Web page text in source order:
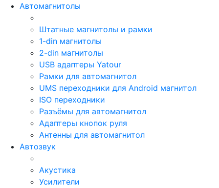
Автомагнитолы
Штатные магнитолы и рамки
1-din магнитолы
2-din магнитолы
USB адаптеры Yatour
Рамки для автомагнитол
UMS переходники для Android магнитол
ISO переходники
Разъёмы для автомагнитол
Адаптеры кнопок руля
Антенны для автомагнитол
Автозвук
Акустика
Усилители